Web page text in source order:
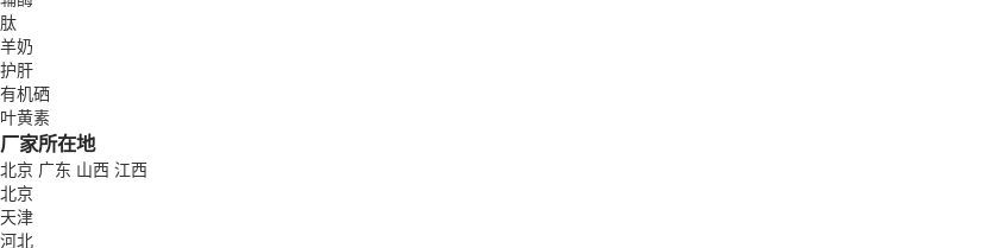
肽
羊奶
护肝
有机硒
叶黄素
厂家所在地
北京 广东 山西 江西
北京
天津
河北